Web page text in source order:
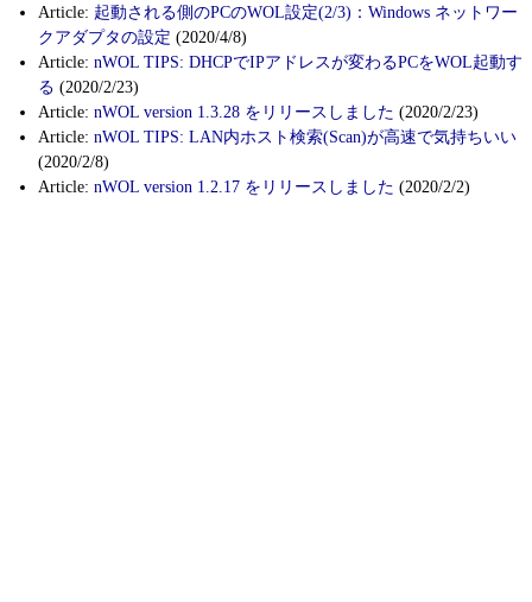
Article: 起動される側のPCのWOL設定(2/3)：Windows ネットワー
クアダプタの設定 (2020/4/8)
Article: nWOL TIPS: DHCPでIPアドレスが変わるPCをWOL起動す
る (2020/2/23)
Article: nWOL version 1.3.28 をリリースしました (2020/2/23)
Article: nWOL TIPS: LAN内ホスト検索(Scan)が高速で気持ちいい
(2020/2/8)
Article: nWOL version 1.2.17 をリリースしました (2020/2/2)